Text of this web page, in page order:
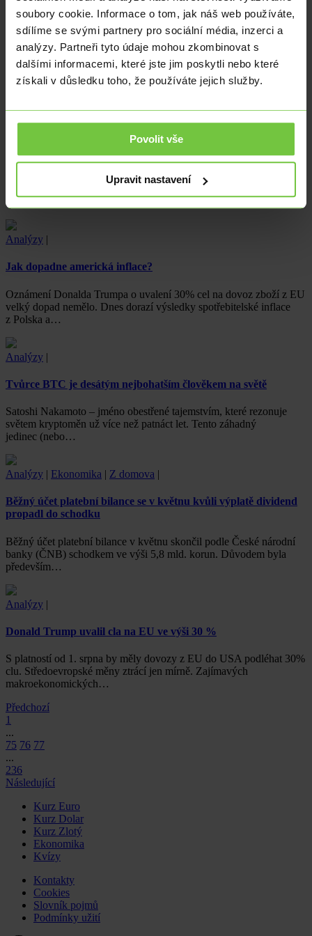
soubory cookie. Informace o tom, jak náš web používáte,
sdílíme se svými partnery pro sociální média, inzerci a
analýzy. Partneři tyto údaje mohou zkombinovat s
dalšími informacemi, které jste jim poskytli nebo které
získali v důsledku toho, že používáte jejich služby.
Povolit vše
Upravit nastavení
Analýzy|Ekonomika|Ze zahraničí|
Inflace v USA zrychlila, ale cla zatím nejsou příliš vidět
Celková i jádrová CPI inflace v červnu zrychlila, ale efekt cel zatím
není příliš vidět. Jedním z možných vysvětlení je to, že firmy…
Analýzy|
Bulharská inflace za červen robustně meziročně vzrostla na 4,4 %
a je tak nejvýše od prosince 2023, meziměsíčně šla nahoru
o 0,4 %. Co…
Analýzy |
Jak dopadne americká inflace?
Oznámení Donalda Trumpa o uvalení 30% cel na dovoz zboží z EU
velký dopad nemělo. Dnes dorazí výsledky spotřebitelské inflace
z Polska a…
Analýzy |
Tvůrce BTC je desátým nejbohatším člověkem na světě
Satoshi Nakamoto – jméno obestřené tajemstvím, které rezonuje
světem kryptoměn už více než patnáct let. Tento záhadný
jedinec (nebo…
Analýzy | Ekonomika | Z domova |
Běžný účet platební bilance se v květnu kvůli výplatě dividend
propadl do schodku
Běžný účet platební bilance v květnu skončil podle České národní
banky (ČNB) schodkem ve výši 5,8 mld. korun. Důvodem byla
především…
Analýzy |
Donald Trump uvalil cla na EU ve výši 30 %
S platností od 1. srpna by měly dovozy z EU do USA podléhat 30%
clu. Středoevropské měny ztrácí jen mírně. Zajímavých
makroekonomických…
Předchozí
1
...
75 76 77
...
236
Následující
Kurz Euro
Kurz Dolar
Kurz Zlotý
Ekonomika
Kvízy
Kontakty
Cookies
Slovník pojmů
Podmínky užití